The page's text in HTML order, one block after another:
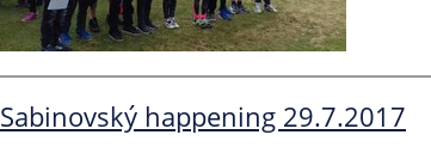
Sabinovský happening 29.7.2017